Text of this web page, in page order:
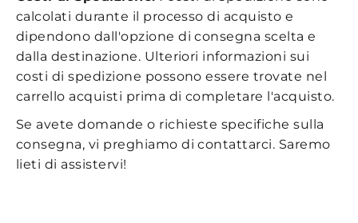
calcolati durante il processo di acquisto e
dipendono dall'opzione di consegna scelta e
dalla destinazione. Ulteriori informazioni sui
costi di spedizione possono essere trovate nel
carrello acquisti prima di completare l'acquisto.
Se avete domande o richieste specifiche sulla
consegna, vi preghiamo di contattarci. Saremo
lieti di assistervi!